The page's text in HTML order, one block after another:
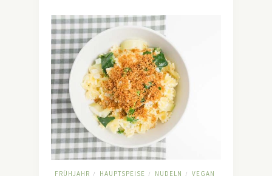
FRÜHJAHR / HAUPTSPEISE / NUDELN / VEGAN